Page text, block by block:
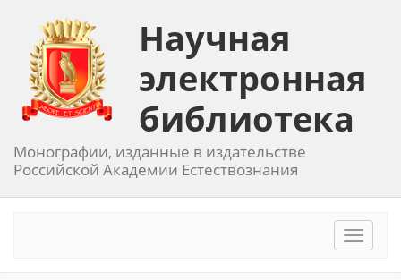
Научная
электронная
библиотека
Монографии, изданные в издательстве
Российской Академии Естествознания
Toggle